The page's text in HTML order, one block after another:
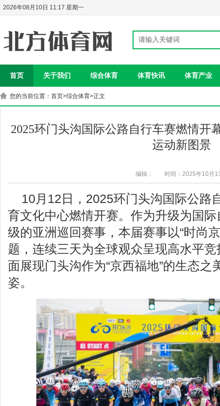
2026年08月10日 11:17 星期一
首页 关于我们 综合体育 体育快讯 体育产业
您的当前位置： 首页>综合体育>正文
2025环门头沟国际公路自行车赛燃情开
运动新图景
编辑： 时间：2025年10月
10月12日，2025环门头沟国际公路
育文化中心燃情开赛。作为升级为国
级的亚洲巡回赛事，本届赛事以“时尚
题，连续三天为全球观众呈现高水平
面展现门头沟作为“京西福地”的生态之
姿。